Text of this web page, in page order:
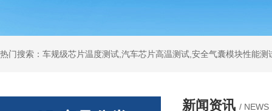
热门搜索：车规级芯片温度测试,汽车芯片高温测试,安全气囊模块性能测
新闻资讯 / NEWS